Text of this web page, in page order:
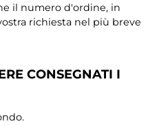
il numero d'ordine, in
richiesta nel più breve
CONSEGNATI I